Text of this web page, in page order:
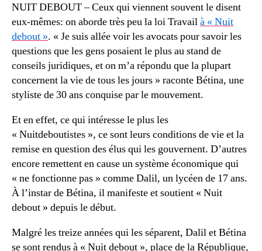
NUIT DEBOUT – Ceux qui viennent souvent le disent
eux-mêmes: on aborde très peu la loi Travailà « Nuit
debout ». « Je suis allée voir les avocats pour savoir les
questions que les gens posaient le plus au stand de
conseils juridiques, et on m’a répondu que la plupart
concernent la vie de tous les jours » raconte Bétina, une
styliste de 30 ans conquise par le mouvement.
Et en effet, ce qui intéresse le plus les
« Nuitdeboutistes », ce sont leurs conditions de vie et la
remise en question des élus qui les gouvernent. D’autres
encore remettent en cause un système économique qui
« ne fonctionne pas » comme Dalil, un lycéen de 17 ans.
À l’instar de Bétina, il manifeste et soutient « Nuit
debout » depuis le début.
Malgré les treize années qui les séparent, Dalil et Bétina
se sont rendus à « Nuit debout », place de la République,